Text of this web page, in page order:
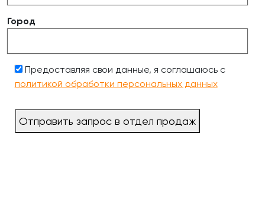
Город
Предоставляя свои данные, я соглашаюсь с
политикой обработки персональных данных
Отправить запрос в отдел продаж